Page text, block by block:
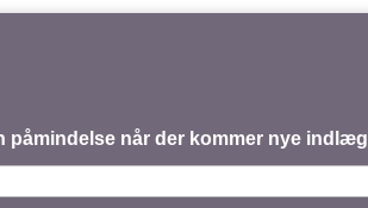
påmindelse når der kommer nye indlæg